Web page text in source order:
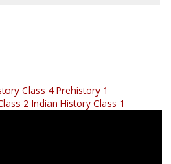
Class 4 Prehistory 1
2 Indian History Class 1